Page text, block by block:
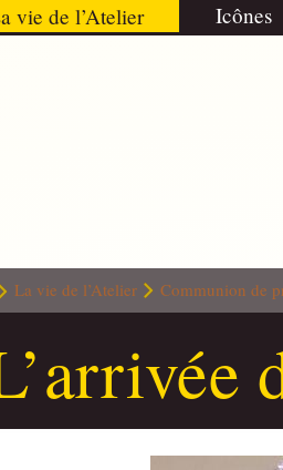
vie de l’Atelier Icônes
La vie de l’Atelier Communion de